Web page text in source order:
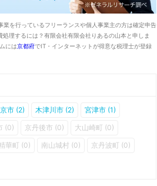
業を行っているフリーランスや個人事業主の方は確定申告
理するには？有限会社有限会社りあるの山本と申しま
には京都府でIT・インターネットが得意な税理士が登録
市 (2) 木津川市 (2)
宮津市 (1)
(0) 京丹後市 (0)
大山崎町 (0)
華町 (0) 南山城村 (0)
京丹波町 (0)